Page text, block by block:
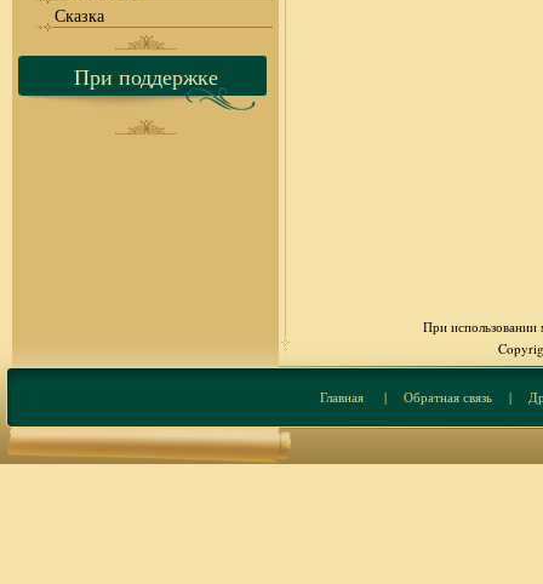
Сказка
При поддержке
При использовании
Главная| Обратная связь|